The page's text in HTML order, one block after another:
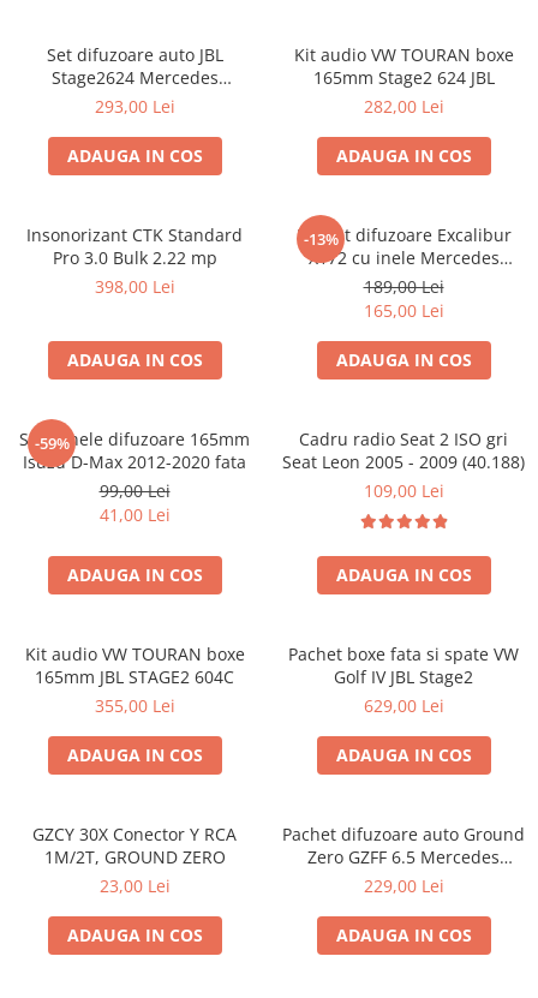
Set difuzoare auto JBL
Stage2624 Mercedes
Vito/Viano, VW Crafter
293,00 Lei
ADAUGA IN COS
Kit audio VW TOURAN boxe
165mm Stage2 624 JBL
282,00 Lei
ADAUGA IN COS
Insonorizant CTK Standard
Pro 3.0 Bulk 2.22 mp
398,00 Lei
ADAUGA IN COS
-13%
Pachet difuzoare Excalibur
X172 cu inele Mercedes
Vito/Viano W639, VW Crafter
189,00 Lei
165,00 Lei
ADAUGA IN COS
-59%
Set 2 inele difuzoare 165mm
Isuzu D-Max 2012-2020 fata
99,00 Lei
41,00 Lei
ADAUGA IN COS
Cadru radio Seat 2 ISO gri
Seat Leon 2005 - 2009 (40.188)
109,00 Lei
ADAUGA IN COS
Kit audio VW TOURAN boxe
165mm JBL STAGE2 604C
355,00 Lei
ADAUGA IN COS
Pachet boxe fata si spate VW
Golf IV JBL Stage2
629,00 Lei
ADAUGA IN COS
GZCY 30X Conector Y RCA
1M/2T, GROUND ZERO
23,00 Lei
ADAUGA IN COS
Pachet difuzoare auto Ground
Zero GZFF 6.5 Mercedes
Vito/Viano/Sprinter
229,00 Lei
ADAUGA IN COS